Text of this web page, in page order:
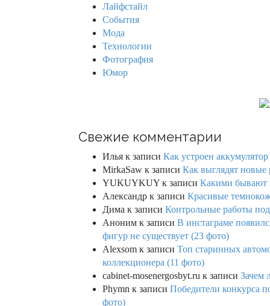
Лайфстайл
События
Мода
Технологии
Фотография
Юмор
Свежие комментарии
Илья к записи Как устроен
MirkaSaw к записи Как выглядят новые
YUKUYKUY к записи Какими бывают
Александр к записи Красивые
Дима к записи Контрольные работы
Аноним к записи В инстаграме
фигур не существует (23 фото)
Alexsom к записи Топ старинных
коллекционера (11 фото)
cabinet-mosenergosbyt.ru к записи Зачем
Phymn к записи Победители конкурса
фото)